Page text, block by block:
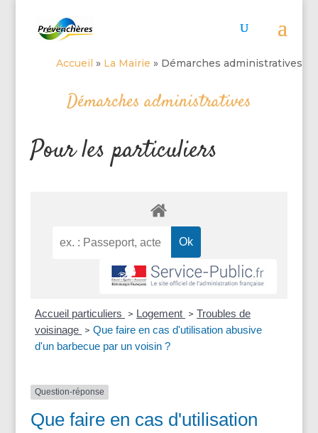
Accueil » La Mairie » Démarches administratives
Démarches administratives
Pour les particuliers
Accueil particuliers > Logement > Troubles de
voisinage > Que faire en cas d'utilisation abusive
d'un barbecue par un voisin ?
Question-réponse
Que faire en cas d'utilisation